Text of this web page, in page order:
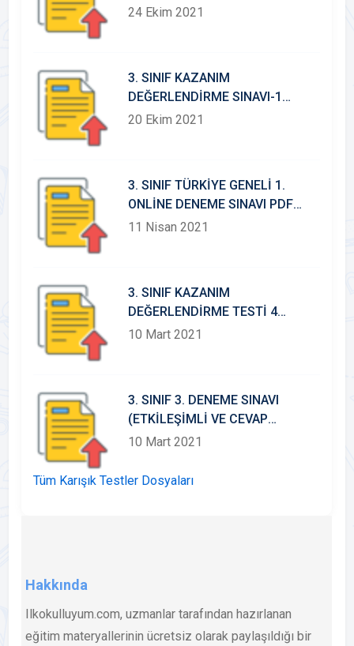
ANAHTARI
24 Ekim 2021
3. SINIF KAZANIM
DEĞERLENDİRME SINAVI-1
(ETKİLEŞİMLİ)
20 Ekim 2021
3. SINIF TÜRKİYE GENELİ 1.
ONLİNE DENEME SINAVI PDF
DOSYASI
11 Nisan 2021
3. SINIF KAZANIM
DEĞERLENDİRME TESTİ 4
(ETKİLEŞİMLİ VE CEVAP
10 Mart 2021
3. SINIF 3. DENEME SINAVI
(ETKİLEŞİMLİ VE CEVAP
ANAHTARLI)
10 Mart 2021
Tüm Karışık Testler Dosyaları
Hakkında
Ilkokulluyum.com, uzmanlar tarafından hazırlanan
eğitim materyallerinin ücretsiz olarak paylaşıldığı bir